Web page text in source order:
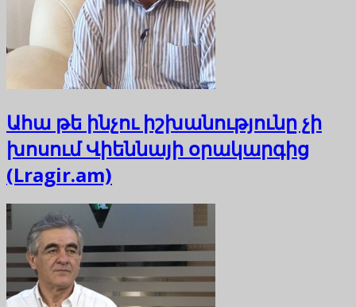
Ահա թե ինչու իշխանությունը չի
խոսում Վիեննայի օրակարգից
(Lragir.am)